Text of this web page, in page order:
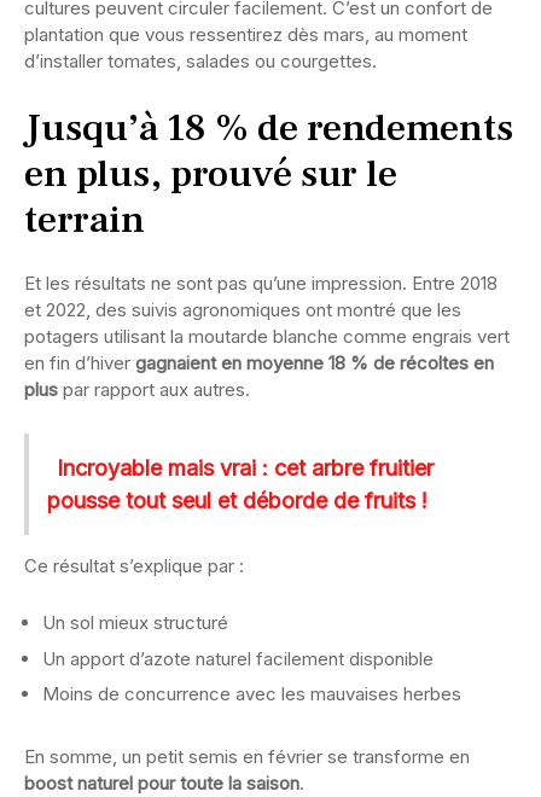
cultures peuvent circuler facilement. C’est un confort de
plantation que vous ressentirez dès mars, au moment
d’installer tomates, salades ou courgettes.
Jusqu’à 18 % de rendements
en plus, prouvé sur le
terrain
Et les résultats ne sont pas qu’une impression. Entre 2018
et 2022, des suivis agronomiques ont montré que les
potagers utilisant la moutarde blanche comme engrais vert
en fin d’hiver gagnaient en moyenne 18 % de récoltes en
plus par rapport aux autres.
Incroyable mais vrai : cet arbre fruitier
pousse tout seul et déborde de fruits !
Ce résultat s’explique par :
Un sol mieux structuré
Un apport d’azote naturel facilement disponible
Moins de concurrence avec les mauvaises herbes
En somme, un petit semis en février se transforme en
boost naturel pour toute la saison.